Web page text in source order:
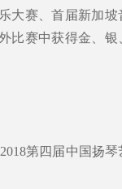
大赛、首届新加坡
比赛中获得金、银
第四届中国扬琴